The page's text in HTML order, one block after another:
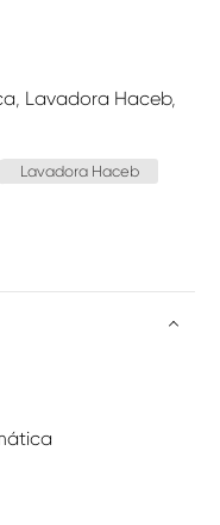
, Lavadora Haceb,
Lavadora Haceb